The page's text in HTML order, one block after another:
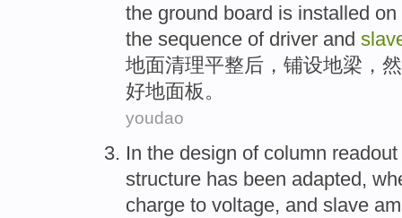
the ground board is installed on
the sequence of driver and
地面清理平整后 ， 铺设地梁 ，
好地面板。
youdao
In the design of column readout
structure has been adapted,
charge to voltage, and slave